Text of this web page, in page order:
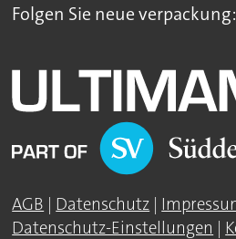
Folgen Sie neue verpackung:
AGB | Datenschutz |
Datenschutz-Einstellungen |